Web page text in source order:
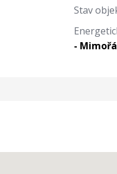
Stav
-